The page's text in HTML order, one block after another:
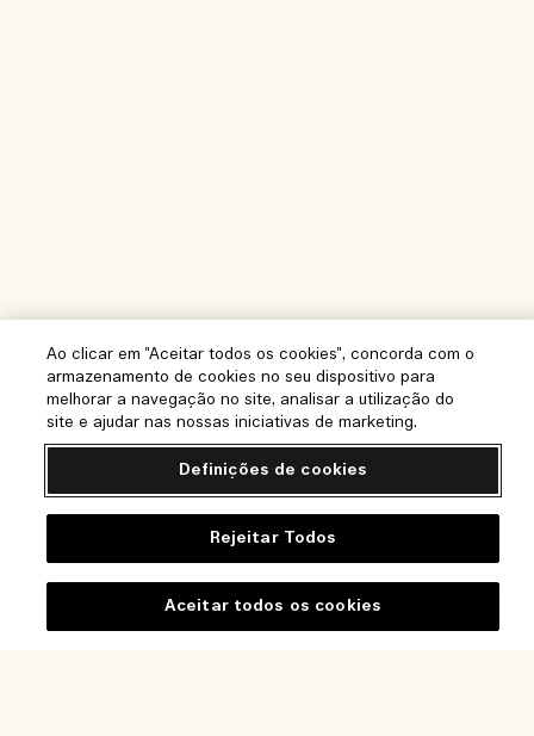
Perguntas frequentes
Visite e Explore
Ao clicar em "Aceitar todos os cookies", concorda com o
armazenamento de cookies no seu dispositivo para
melhorar a navegação no site, analisar a utilização do
site e ajudar nas nossas iniciativas de marketing.
Definições de cookies
Rejeitar Todos
Aceitar todos os cookies